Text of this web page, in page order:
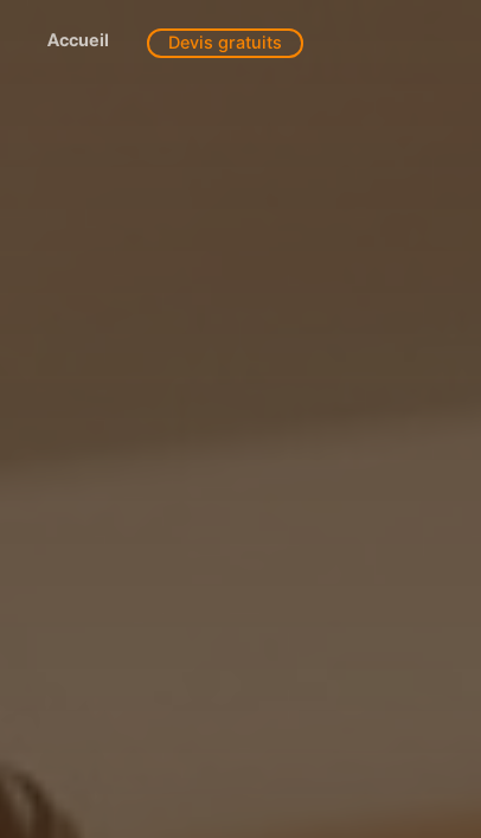
Accueil Devis gratuits